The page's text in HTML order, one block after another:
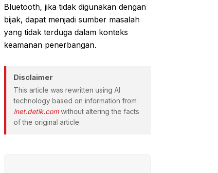
Bluetooth, jika tidak digunakan dengan
bijak, dapat menjadi sumber masalah
yang tidak terduga dalam konteks
keamanan penerbangan.
Disclaimer
This article was rewritten using AI
technology based on information from
inet.detik.comwithout altering the facts
of the original article.